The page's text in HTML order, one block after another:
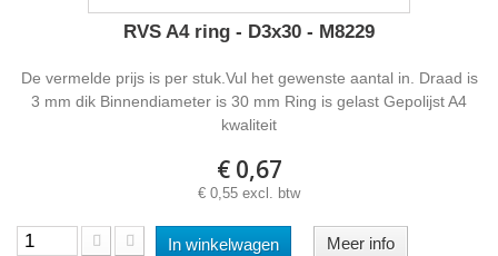
RVS A4 ring - D3x30 - M8229
De vermelde prijs is per stuk.Vul het gewenste aantal in. Draad is
3 mm dik Binnendiameter is 30 mm Ring is gelast Gepolijst A4
kwaliteit
€ 0,67
€ 0,55 excl. btw
In winkelwagen Meer info